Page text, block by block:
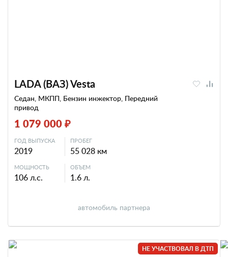
LADA (ВАЗ) Vesta
Седан, МКПП, Бензин инжектор, Передний
привод
1 079 000 ₽
ГОД ВЫПУСКА
2019
ПРОБЕГ
55 028 км
МОЩНОСТЬ
106 л.с.
ОБЪЕМ
1.6 л.
автомобиль партнера
НЕ УЧАСТВОВАЛ В ДТП